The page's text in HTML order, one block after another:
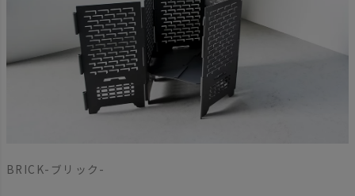
BRICK-ブリック-